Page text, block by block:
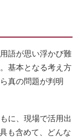
語が思い浮かび難
基本となる考え方
真の問題が判明
に、現場で活用出
も含めて、どんな